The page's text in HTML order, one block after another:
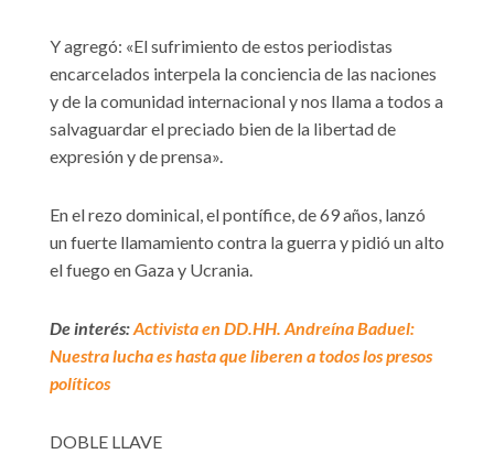
Y agregó: «El sufrimiento de estos periodistas
encarcelados interpela la conciencia de las naciones
y de la comunidad internacional y nos llama a todos a
salvaguardar el preciado bien de la libertad de
expresión y de prensa».
En el rezo dominical, el pontífice, de 69 años, lanzó
un fuerte llamamiento contra la guerra y pidió un alto
el fuego en Gaza y Ucrania.
De interés:Activista en DD.HH. Andreína Baduel:
Nuestra lucha es hasta que liberen a todos los presos
políticos
DOBLE LLAVE